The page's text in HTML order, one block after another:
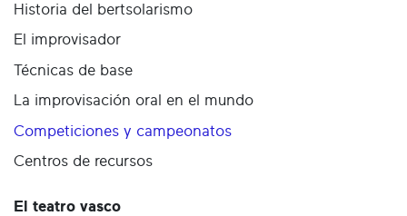
Historia del bertsolarismo
El improvisador
Técnicas de base
La improvisación oral en el mundo
Competiciones y campeonatos
Centros de recursos
El teatro vasco